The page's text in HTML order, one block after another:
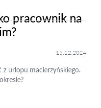
pracownik na
15.12.2024
z urlopu macierzyńskiego.